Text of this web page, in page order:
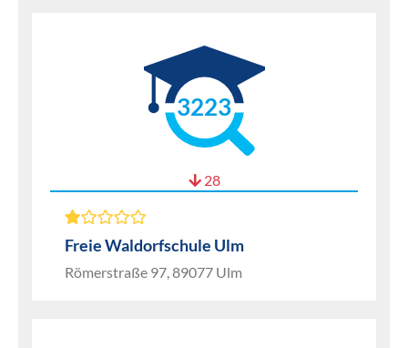
3223
28
Freie Waldorfschule Ulm
Römerstraße 97, 89077 Ulm